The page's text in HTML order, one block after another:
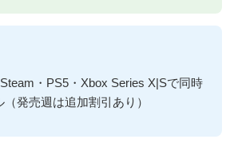
・PS5・Xbox Series X|Sで同時
発売週は追加割引あり）